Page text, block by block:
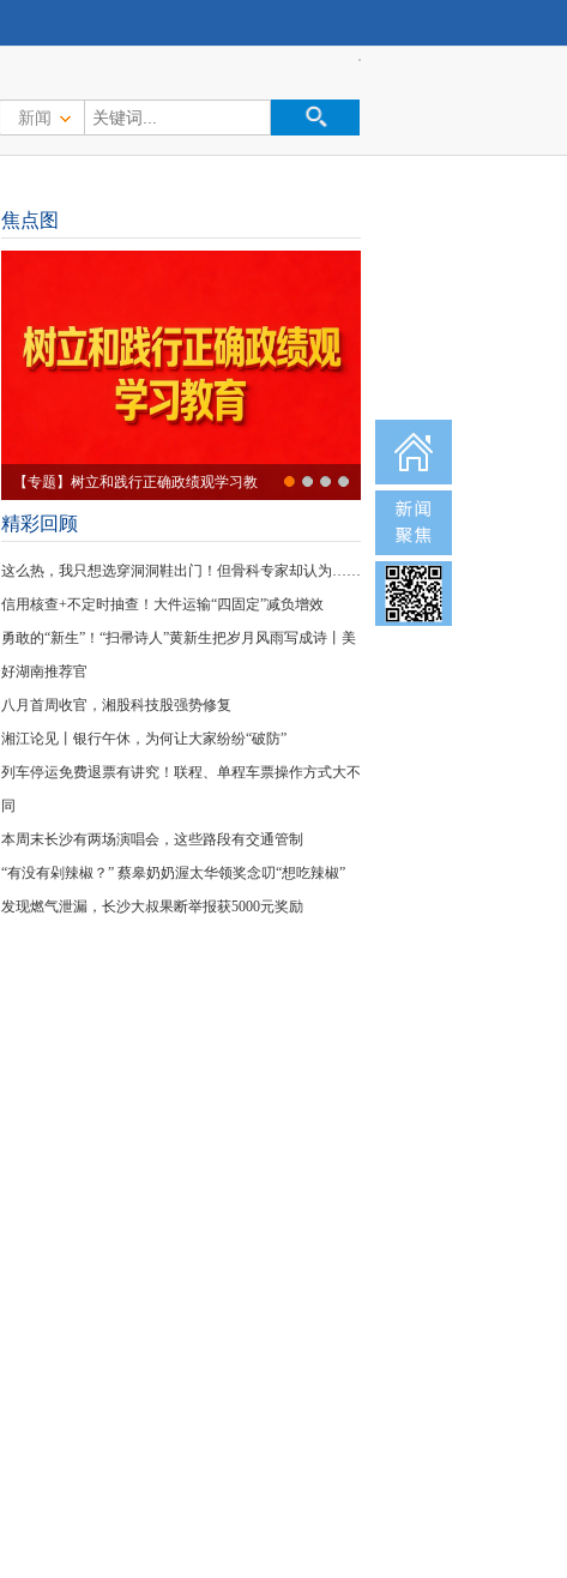
新闻
焦点图
【专题】树立和践行正确政绩观学习教
育
精彩回顾
这么热，我只想选穿洞洞鞋出门！但骨科专家却认为……
信用核查+不定时抽查！大件运输“四固定”减负增效
勇敢的“新生”！“扫帚诗人”黄新生把岁月风雨写成诗丨美
好湖南推荐官
八月首周收官，湘股科技股强势修复
湘江论见丨银行午休，为何让大家纷纷“破防”
列车停运免费退票有讲究！联程、单程车票操作方式大不
同
本周末长沙有两场演唱会，这些路段有交通管制
“有没有剁辣椒？” 蔡皋奶奶渥太华领奖念叨“想吃辣椒”
发现燃气泄漏，长沙大叔果断举报获5000元奖励